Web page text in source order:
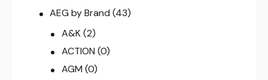
AEG by Brand (43)
A&K (2)
ACTION (0)
AGM (0)